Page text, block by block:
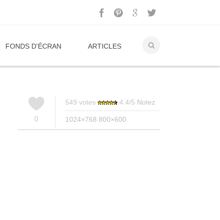
FONDS D'ÉCRAN ARTICLES
0
549 votes 4.4/5 Notez
1024×768 800×600